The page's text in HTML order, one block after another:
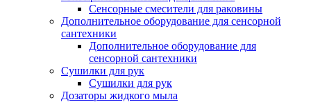
Сенсорные смесители для раковины
Дополнительное оборудование для сенсорной
сантехники
Дополнительное оборудование для
сенсорной сантехники
Сушилки для рук
Сушилки для рук
Дозаторы жидкого мыла